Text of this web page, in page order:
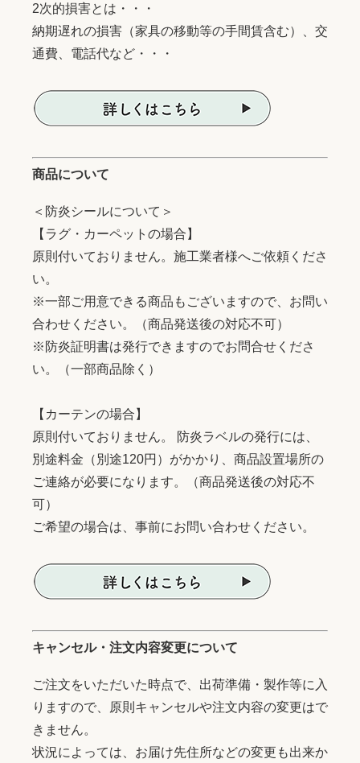
2次的損害とは・・・
納期遅れの損害（家具の移動等の手間賃含む）、交
通費、電話代など・・・
商品について
＜防炎シールについて＞
【ラグ・カーペットの場合】
原則付いておりません。施工業者様へご依頼くださ
い。
※一部ご用意できる商品もございますので、お問い
合わせください。（商品発送後の対応不可）
※防炎証明書は発行できますのでお問合せくださ
い。（一部商品除く）
【カーテンの場合】
原則付いておりません。 防炎ラベルの発行には、
別途料金（別途120円）がかかり、商品設置場所の
ご連絡が必要になります。（商品発送後の対応不
可）
ご希望の場合は、事前にお問い合わせください。
キャンセル・注文内容変更について
ご注文をいただいた時点で、出荷準備・製作等に入
りますので、原則キャンセルや注文内容の変更はで
きません。
状況によっては、お届け先住所などの変更も出来か